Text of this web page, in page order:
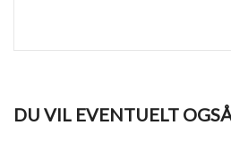
DU VIL EVENTUELT